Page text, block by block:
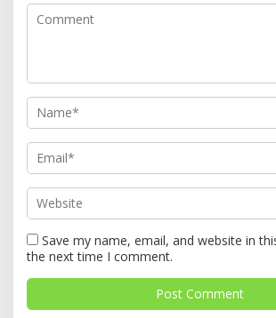
Save my name, email, and website in
the next time I comment.